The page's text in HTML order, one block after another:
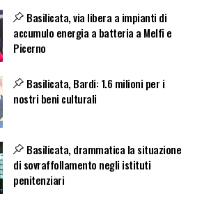
Basilicata, via libera a impianti di
accumulo energia a batteria a Melfi e
Picerno
Basilicata, Bardi: 1.6 milioni per i
nostri beni culturali
Basilicata, drammatica la situazione
di sovraffollamento negli istituti
penitenziari